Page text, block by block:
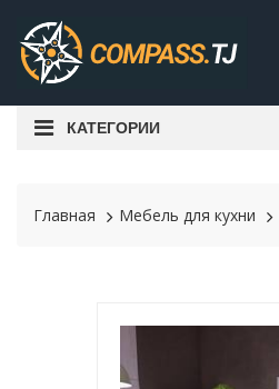
КАТЕГОРИИ
Главная Мебель для кухни